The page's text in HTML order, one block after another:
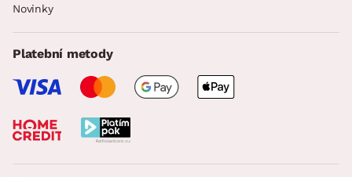
Novinky
Platební metody